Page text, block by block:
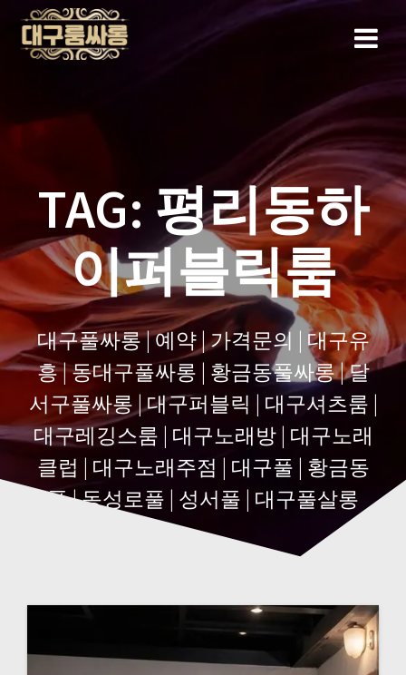
TAG: 평리동하
이퍼블릭룸
대구풀싸롱 | 예약 | 가격문의 | 대구유
흥 | 동대구풀싸롱 | 황금동풀싸롱 | 달
서구풀싸롱 | 대구퍼블릭 | 대구셔츠룸 |
대구레깅스룸 | 대구노래방 | 대구노래
클럽 | 대구노래주점 | 대구풀 | 황금동
풀 | 동성로풀 | 성서풀 | 대구풀살롱